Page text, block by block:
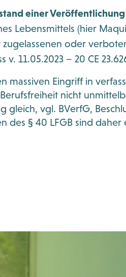
einer Veröffentlichung
Lebensmittels (hier
zugelassenen oder
11.05.2023 – 20 CE
massiven Eingriff in
nicht
vgl. BVerfG,
des § 40 LFGB sind daher